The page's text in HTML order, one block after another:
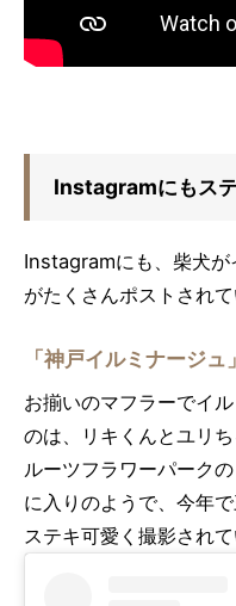
Instagramにもス
Instagramにも、柴犬が
がたくさんポストされて
「神戸イルミナージ
お揃いのマフラーでイ
のは、リキくんとユリ
ルーツフラワーパーク
に入りのようで、今年
ステキ可愛く撮影されて